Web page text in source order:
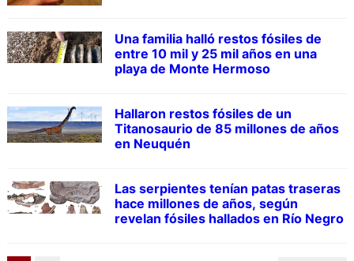
Una familia halló restos fósiles de
entre 10 mil y 25 mil años en una
playa de Monte Hermoso
Hallaron restos fósiles de un
Titanosaurio de 85 millones de años
en Neuquén
Las serpientes tenían patas traseras
hace millones de años, según
revelan fósiles hallados en Río Negro